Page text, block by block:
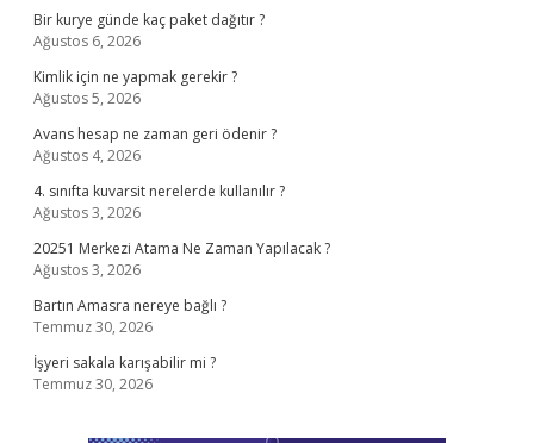
Bir kurye günde kaç paket dağıtır ?
Ağustos 6, 2026
Kimlik için ne yapmak gerekir ?
Ağustos 5, 2026
Avans hesap ne zaman geri ödenir ?
Ağustos 4, 2026
4. sınıfta kuvarsit nerelerde kullanılır ?
Ağustos 3, 2026
20251 Merkezi Atama Ne Zaman Yapılacak ?
Ağustos 3, 2026
Bartın Amasra nereye bağlı ?
Temmuz 30, 2026
İşyeri sakala karışabilir mi ?
Temmuz 30, 2026